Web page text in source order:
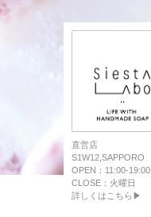
直営店
S1W12,SAPPORO
OPEN：11:00-19:00
CLOSE：火曜日
詳しくはこちら▶